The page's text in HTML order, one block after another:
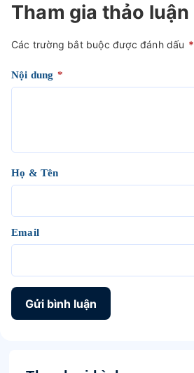
Tham gia thảo luận
Các trường bắt buộc được đánh dấu *
Nội dung *
Họ & Tên
Email